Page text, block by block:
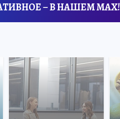
– В НАШЕМ MAX!